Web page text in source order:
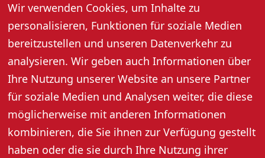
Wir verwenden Cookies, um Inhalte zu
personalisieren, Funktionen für soziale Medien
bereitzustellen und unseren Datenverkehr zu
analysieren. Wir geben auch Informationen über
Ihre Nutzung unserer Website an unsere Partner
für soziale Medien und Analysen weiter, die diese
möglicherweise mit anderen Informationen
kombinieren, die Sie ihnen zur Verfügung gestellt
haben oder die sie durch Ihre Nutzung ihrer
Freunde